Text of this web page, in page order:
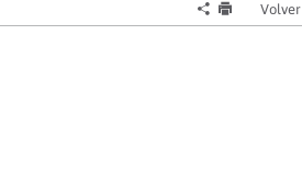
Volver